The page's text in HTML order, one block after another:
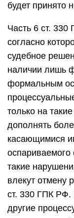
будет принято
Часть 6 ст.
согласно
судебное
наличии лишь
формальным
только на
дополнять
касающимися
оспариваемого
такие
влекут отмену
ст. 330 ГПК РФ.
другие